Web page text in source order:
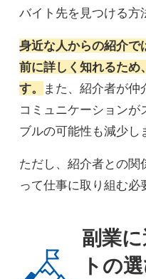
バイト先を見つける方
身近な人からの紹介で
前に詳しく知れるため
す。
また、紹介者が
コミュニケーションが
ブルの可能性も減少し
ただし、紹介者との関
って仕事に取り組む必
副業
トの